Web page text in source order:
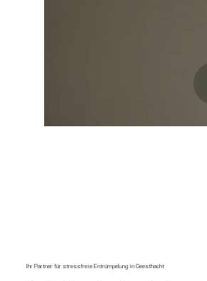
Ihr Partner für stressfreie Entrümpelung in Geesthacht